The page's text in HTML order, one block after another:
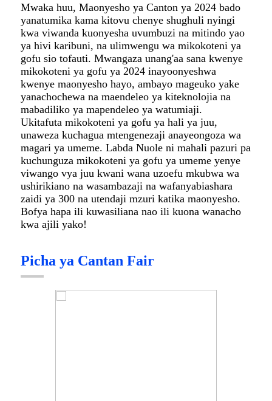
Mwaka huu, Maonyesho ya Canton ya 2024 bado
yanatumika kama kitovu chenye shughuli nyingi
kwa viwanda kuonyesha uvumbuzi na mitindo yao
ya hivi karibuni, na ulimwengu wa mikokoteni ya
gofu sio tofauti. Mwangaza unang'aa sana kwenye
mikokoteni ya gofu ya 2024 inayoonyeshwa
kwenye maonyesho hayo, ambayo mageuko yake
yanachochewa na maendeleo ya kiteknolojia na
mabadiliko ya mapendeleo ya watumiaji.
Ukitafuta mikokoteni ya gofu ya hali ya juu,
unaweza kuchagua mtengenezaji anayeongoza wa
magari ya umeme. Labda Nuole ni mahali pazuri pa
kuchunguza mikokoteni ya gofu ya umeme yenye
viwango vya juu kwani wana uzoefu mkubwa wa
ushirikiano na wasambazaji na wafanyabiashara
zaidi ya 300 na utendaji mzuri katika maonyesho.
Bofya hapa ili kuwasiliana nao ili kuona wanacho
kwa ajili yako!
Picha ya Cantan Fair